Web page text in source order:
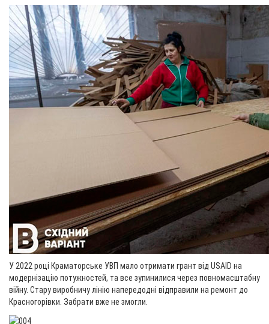
У 2022 році Краматорське УВП мало отримати грант від USAID на
модернізацію потужностей, та все зупинилися через повномасштабну
війну. Стару виробничу лінію напередодні відправили на ремонт до
Красногорівки. Забрати вже не змогли.